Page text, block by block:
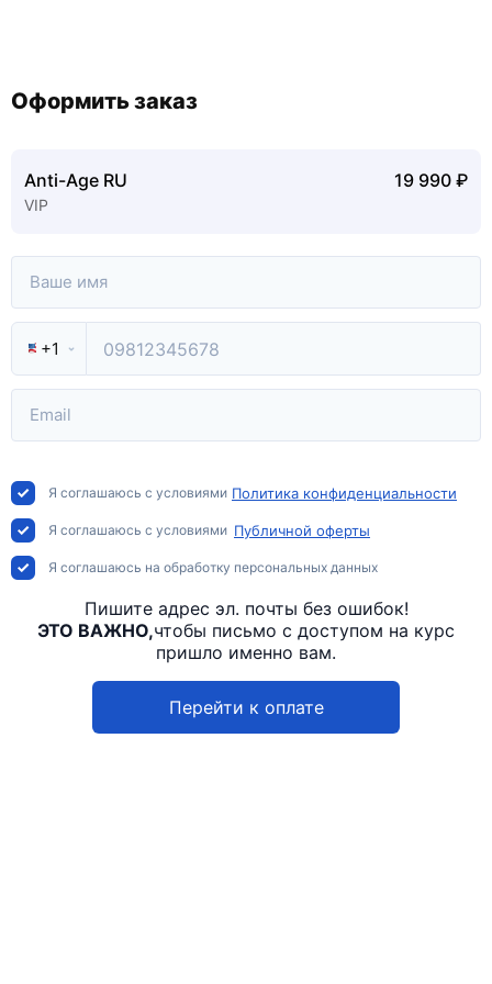
Оформить заказ
Anti-Age RU
VIP
19 990 ₽
+1
Я соглашаюсь с условиями Политика конфиденциальности
Я соглашаюсь с условиями Публичной оферты
Я соглашаюсь на обработку персональных данных
Пишите адрес эл. почты без ошибок!
ЭТО ВАЖНО,чтобы письмо с доступом на курс
пришло именно вам.